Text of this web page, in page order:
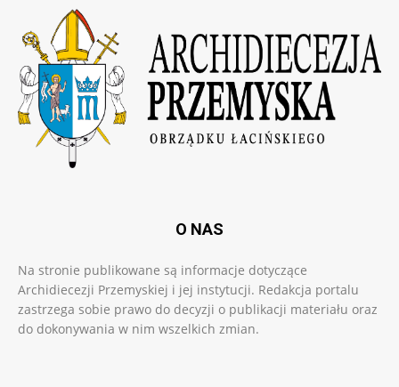
O NAS
Na stronie publikowane są informacje dotyczące
Archidiecezji Przemyskiej i jej instytucji. Redakcja portalu
zastrzega sobie prawo do decyzji o publikacji materiału oraz
do dokonywania w nim wszelkich zmian.